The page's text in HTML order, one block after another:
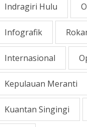
Indragiri Hulu
Infografik
Internasional
Kepulauan Meranti
Kuantan Singingi